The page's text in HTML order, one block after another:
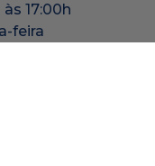
às 17:00h
feira